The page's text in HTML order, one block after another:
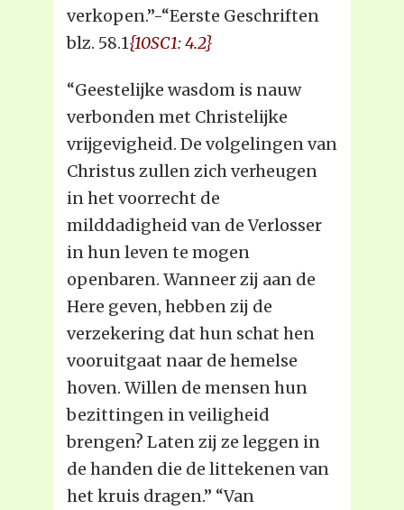
verkopen.”-“Eerste Geschriften
blz. 58.1{10SC1: 4.2}
“Geestelijke wasdom is nauw
verbonden met Christelijke
vrijgevigheid. De volgelingen van
Christus zullen zich verheugen
in het voorrecht de
milddadigheid van de Verlosser
in hun leven te mogen
openbaren. Wanneer zij aan de
Here geven, hebben zij de
verzekering dat hun schat hen
vooruitgaat naar de hemelse
hoven. Willen de mensen hun
bezittingen in veiligheid
brengen? Laten zij ze leggen in
de handen die de littekenen van
het kruis dragen.” “Van